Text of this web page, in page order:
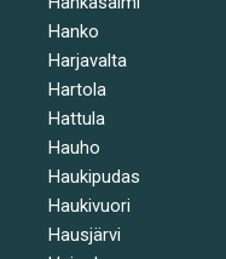
Hanko
Harjavalta
Hartola
Hattula
Hauho
Haukipudas
Haukivuori
Hausjärvi